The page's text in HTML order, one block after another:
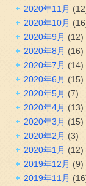
2020年11月
2020年10月
2020年9月 (12)
2020年8月 (16)
2020年7月 (14)
2020年6月 (15)
2020年5月 (7)
2020年4月 (13)
2020年3月 (15)
2020年2月 (3)
2020年1月 (12)
2019年12月 (9)
2019年11月